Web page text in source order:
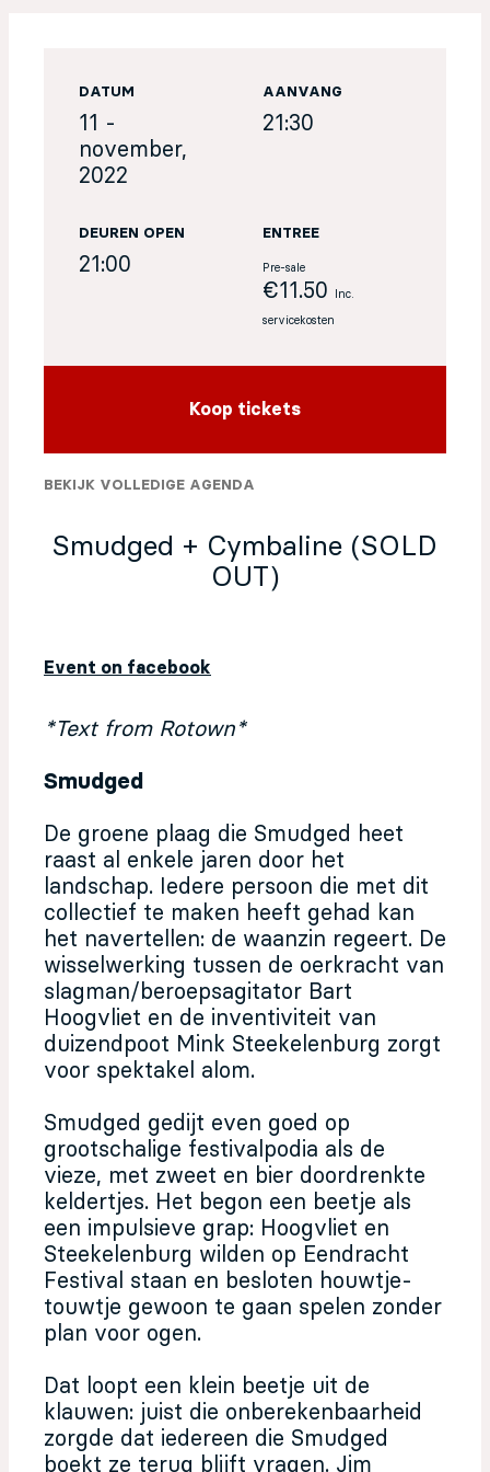
Smudged + Cymbaline (SOLD
OUT)
Event on facebook
*Text from Rotown*
Smudged
De groene plaag die Smudged heet
raast al enkele jaren door het
landschap. Iedere persoon die met dit
collectief te maken heeft gehad kan
het navertellen: de waanzin regeert. De
wisselwerking tussen de oerkracht van
slagman/beroepsagitator Bart
Hoogvliet en de inventiviteit van
duizendpoot Mink Steekelenburg zorgt
voor spektakel alom.
Smudged gedijt even goed op
grootschalige festivalpodia als de
vieze, met zweet en bier doordrenkte
keldertjes. Het begon een beetje als
een impulsieve grap: Hoogvliet en
Steekelenburg wilden op Eendracht
Festival staan en besloten houwtje-
touwtje gewoon te gaan spelen zonder
plan voor ogen.
Dat loopt een klein beetje uit de
klauwen: juist die onberekenbaarheid
zorgde dat iedereen die Smudged
boekt ze terug blijft vragen. Jim
DATUM
11 -
november,
2022
AANVANG
21:30
DEUREN OPEN
21:00
ENTREE
Pre-sale
€11.50 Inc.
servicekosten
Koop tickets
BEKIJK VOLLEDIGE AGENDA